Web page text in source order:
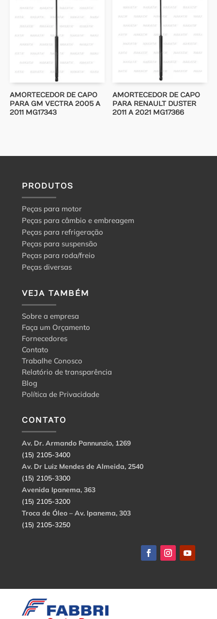
AMORTECEDOR DE CAPO
PARA GM VECTRA 2005 A
2011 MG17343
AMORTECEDOR DE CAPO
PARA RENAULT DUSTER
2011 A 2021 MG17366
PRODUTOS
Peças para motor
Peças para câmbio e embreagem
Peças para refrigeração
Peças para suspensão
Peças para roda/freio
Peças diversas
VEJA TAMBÉM
Sobre a empresa
Faça um Orçamento
Fornecedores
Contato
Trabalhe Conosco
Relatório de transparência
Blog
Política de Privacidade
CONTATO
Av. Dr. Armando Pannunzio, 1269
(15) 2105-3400
Av. Dr Luiz Mendes de Almeida, 2540
(15) 2105-3300
Avenida Ipanema, 363
(15) 2105-3200
Troca de Óleo – Av. Ipanema, 303
(15) 2105-3250